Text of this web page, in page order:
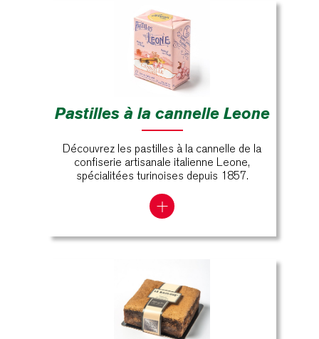
Pastilles à la cannelle Leone
Découvrez les pastilles à la cannelle de la
confiserie artisanale italienne Leone,
spécialitées turinoises depuis 1857.